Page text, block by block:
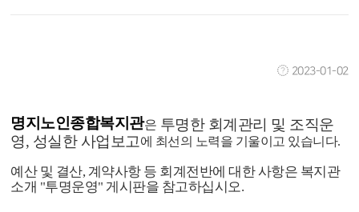
2023-01-02
명지노인종합복지관은 투명한 회계관리 및 조직운
영, 성실한 사업보고 에 최선의 노력을 기울이고 있습니다.
예산 및 결산, 계약사항 등 회계전반에 대한 사항은 복지관
소개 "투명운영" 게시판을 참고하십시오.